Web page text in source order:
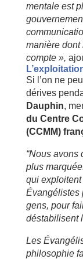
mentale est
manière dont
compte »,
Si l’on ne
dérives
Dauphin,
du Centre
(CCMM)
“Nous avons
plus
qui
Évangélistes
gens, pour
déstabilisent
Les
philosophie